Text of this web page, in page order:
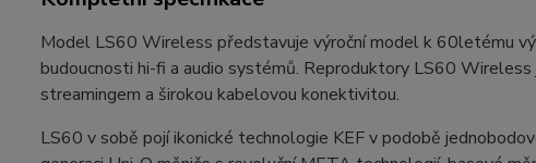
Model LS60 Wireless představuje výroční model k 60letému
budoucnosti hi-fi a audio systémů. Reproduktory LS60
streamingem a širokou kabelovou konektivitou.
LS60 v sobě pojí ikonické technologie KEF v podobě